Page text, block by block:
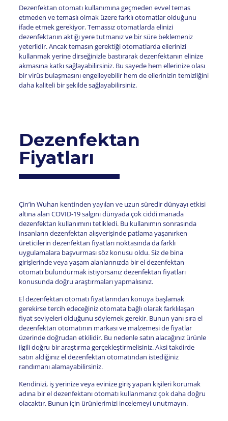
Dezenfektan otomatı kullanımına geçmeden evvel temas
etmeden ve temaslı olmak üzere farklı otomatlar olduğunu
ifade etmek gerekiyor. Temassız otomatlarda elinizi
dezenfektanın aktığı yere tutmanız ve bir süre beklemeniz
yeterlidir. Ancak temasın gerektiği otomatlarda ellerinizi
kullanmak yerine dirseğinizle bastırarak dezenfektanın elinize
akmasına katkı sağlayabilirsiniz. Bu sayede hem ellerinize olası
bir virüs bulaşmasını engelleyebilir hem de ellerinizin temizliğini
daha kaliteli bir şekilde sağlayabilirsiniz.
Dezenfektan
Fiyatları
Çin’in Wuhan kentinden yayılan ve uzun süredir dünyayı etkisi
altına alan COVID-19 salgını dünyada çok ciddi manada
dezenfektan kullanımını tetikledi. Bu kullanımın sonrasında
insanların dezenfektan alışverişinde patlama yaşanırken
üreticilerin dezenfektan fiyatları noktasında da farklı
uygulamalara başvurması söz konusu oldu. Siz de bina
girişlerinde veya yaşam alanlarınızda bir el dezenfektan
otomatı bulundurmak istiyorsanız dezenfektan fiyatları
konusunda doğru araştırmaları yapmalısınız.
El dezenfektan otomatı fiyatlarından konuya başlamak
gerekirse tercih edeceğiniz otomata bağlı olarak farklılaşan
fiyat seviyeleri olduğunu söylemek gerekir. Bunun yanı sıra el
dezenfektan otomatının markası ve malzemesi de fiyatlar
üzerinde doğrudan etkilidir. Bu nedenle satın alacağınız ürünle
ilgili doğru bir araştırma gerçekleştirmelisiniz. Aksi takdirde
satın aldığınız el dezenfektan otomatından istediğiniz
randımanı alamayabilirsiniz.
Kendinizi, iş yerinize veya evinize giriş yapan kişileri korumak
adına bir el dezenfektanı otomatı kullanmanız çok daha doğru
olacaktır. Bunun için ürünlerimizi incelemeyi unutmayın.